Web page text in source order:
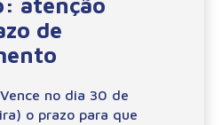
de
no dia 30 de
o prazo para que